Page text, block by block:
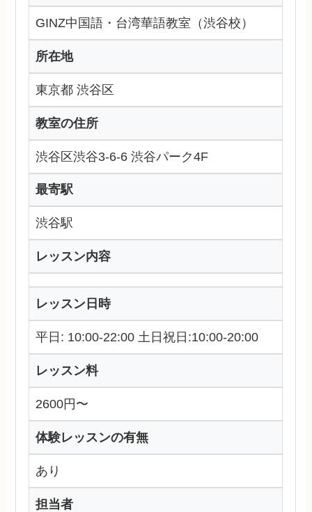
GINZ中国語・台湾華語教室（渋谷校）
所在地
東京都 渋谷区
教室の住所
渋谷区渋谷3-6-6 渋谷パーク4F
最寄駅
渋谷駅
レッスン内容
レッスン日時
平日: 10:00-22:00 土日祝日:10:00-20:00
レッスン料
2600円〜
体験レッスンの有無
あり
担当者